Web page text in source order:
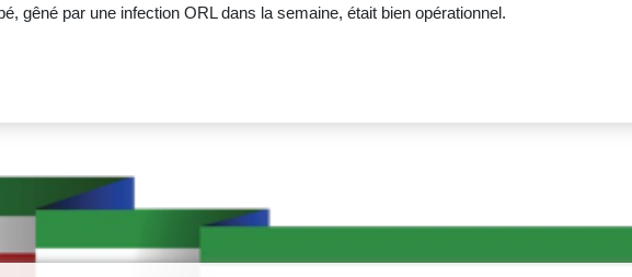
gêné par une infection ORL dans la semaine, était bien opérationnel.